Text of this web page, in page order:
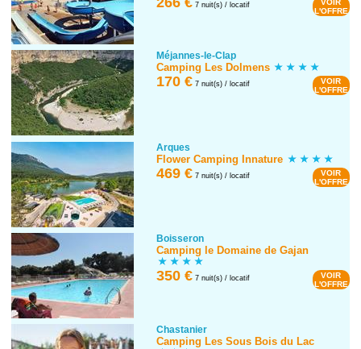
7 nuit(s) / locatif
VOIR
L'OFFRE
Méjannes-le-Clap
Camping Les Dolmens
170 € 7 nuit(s) / locatif
VOIR
L'OFFRE
Arques
Flower Camping Innature
469 € 7 nuit(s) / locatif
VOIR
L'OFFRE
Boisseron
Camping le Domaine de Gajan
350 € 7 nuit(s) / locatif
VOIR
L'OFFRE
Chastanier
Camping Les Sous Bois du Lac